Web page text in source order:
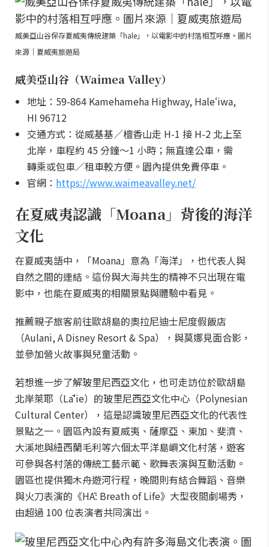
威美亞山谷保存夏威夷傳統建築「hale」，以電影中的村落相互呼應。圖片
來源｜夏威夷旅遊局
威美亞山谷（Waimea Valley）
地址：59-864 Kamehameha Highway, Haleʻiwa,
HI 96712
交通方式：從威基基／檀香山走 H-1 接 H-2 北上至
北岸，車程約 45 分鐘～1 小時；無直達公車，需
轉乘或包車／租車較方便。園內提供免費停車。
官網： https://www.waimeavalley.net/
在夏威夷認識「Moana」背後的海洋
文化
在夏威夷語中，「Moana」意為「海洋」，也代表人與
自然之間的連結。這份與大海共生的精神不只出現在電
影中，也能在夏威夷的相關景點與體驗中看見。
推薦親子旅客前往歐胡島的奧拉尼迪士尼度假飯店
（Aulani, A Disney Resort & Spa），與莫娜見面合影，
並參加營火故事與兒童活動。
若想進一步了解玻里尼西亞文化，也可走訪位於歐胡島
北岸萊耶（Lāʻie）的玻里尼西亞文化中心（Polynesian
Cultural Center），這是認識玻里尼西亞文化的代表性
景點之一。園區內設有夏威夷、薩摩亞、東加、斐濟、
大溪地與紐西蘭毛利等六個太平洋島嶼文化村落，遊客
可參與各村落的傳統工藝示範、歌舞表演與互動活動。
園區也提供獨木舟遊河行程，晚間則有結合舞蹈、音樂
與火刀表演的《HĀ: Breath of Life》大型夜間劇場秀，
由超過 100 位表演者共同演出。